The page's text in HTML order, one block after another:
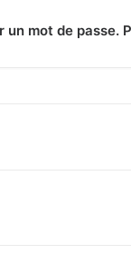
mot de passe.